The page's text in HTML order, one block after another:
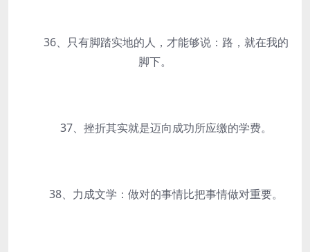
36、只有脚踏实地的人，才能够说：路，就在我的
脚下。
37、挫折其实就是迈向成功所应缴的学费。
38、力成文学：做对的事情比把事情做对重要。